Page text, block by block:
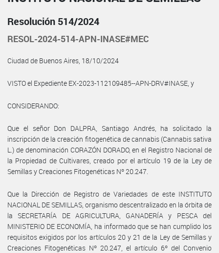
Resolución 514/2024
RESOL-2024-514-APN-INASE#MEC
Ciudad de Buenos Aires, 18/10/2024
VISTO el Expediente EX-2023-112109485--APN-DRV#INASE, y
CONSIDERANDO:
Que el señor Don DALPRA, Santiago Andrés, ha solicitado la
inscripción de la creación fitogenética de cannabis (Cannabis sativa
L.) de denominación CORAZÓN DORADO, en el Registro Nacional de
la Propiedad de Cultivares, creado por el artículo 19 de la Ley de
Semillas y Creaciones Fitogenéticas Nº 20.247.
Que la Dirección de Registro de Variedades de este INSTITUTO
NACIONAL DE SEMILLAS, organismo descentralizado en la órbita de
la SECRETARÍA DE AGRICULTURA, GANADERÍA y PESCA del
MINISTERIO DE ECONOMÍA, ha informado que se han cumplido los
requisitos exigidos por los artículos 20 y 21 de la Ley de Semillas y
Creaciones Fitogenéticas Nº 20.247, el artículo 6º del Convenio